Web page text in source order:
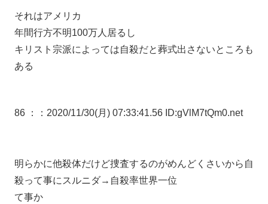
それはアメリカ
年間行方不明100万人居るし
キリスト宗派によっては自殺だと葬式出さないところも
ある
86 ： ：2020/11/30(月) 07:33:41.56 ID:gVlM7tQm0.net
明らかに他殺体だけど捜査するのがめんどくさいから自
殺って事にスルニダ→自殺率世界一位
て事か